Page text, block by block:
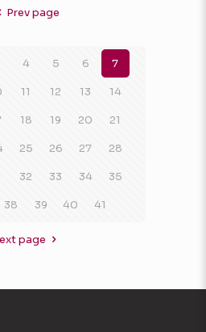
Prev page
4 5 6 7
11 12 13 14
18 19 20 21
25 26 27 28
32 33 34 35
38 39 40 41
page